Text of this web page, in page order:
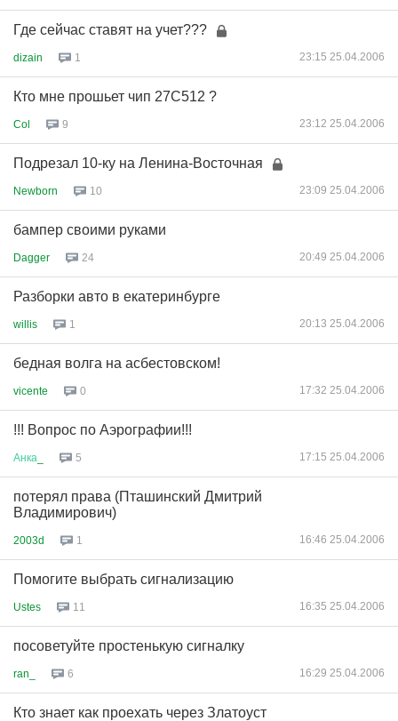
Где сейчас ставят на учет???
dizain 1 23:15 25.04.2006
Кто мне прошьет чип 27С512 ?
Col 9 23:12 25.04.2006
Подрезал 10-ку на Ленина-Восточная
Newborn 10 23:09 25.04.2006
бампер своими руками
Dagger 24 20:49 25.04.2006
Разборки авто в екатеринбурге
willis 1 20:13 25.04.2006
бедная волга на асбестовском!
vicente 0 17:32 25.04.2006
!!! Вопрос по Аэрографии!!!
Анка 5 17:15 25.04.2006
потерял права (Пташинский Дмитрий
Владимирович)
2003d 1 16:46 25.04.2006
Помогите выбрать сигнализацию
Ustes 11 16:35 25.04.2006
посоветуйте простенькую сигналку
ran_ 6 16:29 25.04.2006
Кто знает как проехать через Златоуст